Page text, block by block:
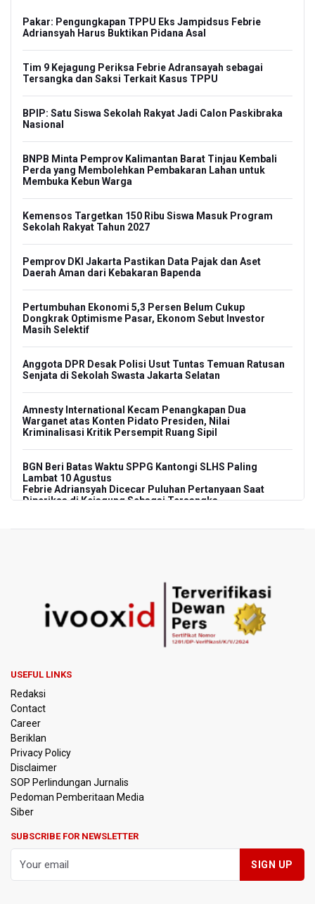
Pakar: Pengungkapan TPPU Eks Jampidsus Febrie
Adriansyah Harus Buktikan Pidana Asal
Tim 9 Kejagung Periksa Febrie Adransayah sebagai
Tersangka dan Saksi Terkait Kasus TPPU
BPIP: Satu Siswa Sekolah Rakyat Jadi Calon Paskibraka
Nasional
BNPB Minta Pemprov Kalimantan Barat Tinjau Kembali
Perda yang Membolehkan Pembakaran Lahan untuk
Membuka Kebun Warga
Kemensos Targetkan 150 Ribu Siswa Masuk Program
Sekolah Rakyat Tahun 2027
Pemprov DKI Jakarta Pastikan Data Pajak dan Aset
Daerah Aman dari Kebakaran Bapenda
Pertumbuhan Ekonomi 5,3 Persen Belum Cukup
Dongkrak Optimisme Pasar, Ekonom Sebut Investor
Masih Selektif
Anggota DPR Desak Polisi Usut Tuntas Temuan Ratusan
Senjata di Sekolah Swasta Jakarta Selatan
Amnesty International Kecam Penangkapan Dua
Warganet atas Konten Pidato Presiden, Nilai
Kriminalisasi Kritik Persempit Ruang Sipil
BGN Beri Batas Waktu SPPG Kantongi SLHS Paling
Lambat 10 Agustus
Febrie Adriansyah Dicecar Puluhan Pertanyaan Saat
Diperiksa di Kejagung Sebagai Tersangka
SEA V Cup 2026: Timnas Voli Putri Indonesia Menang
Lawan Vietnam 3-2
Kebakaran Landa Gedung Bapenda DKI Jakarta
PSSI Evaluasi TImnas Indonesia Setelah Gagal Tembus
Ditahan Imbang Singapura 1-1
Pemerintah Matangkan Rencana Pembaruan Buku Ajar
Nasional
Pendakian Gunung Gede Pangrango Ditutup karena
Indonesia
USEFUL LINKS
Redaksi
Contact
Career
Beriklan
Privacy Policy
Disclaimer
SOP Perlindungan Jurnalis
Pedoman Pemberitaan Media
Siber
SUBSCRIBE FOR NEWSLETTER